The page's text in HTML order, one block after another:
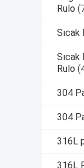
Rulo
Sıcak
Rulo
304
304
316L
316L